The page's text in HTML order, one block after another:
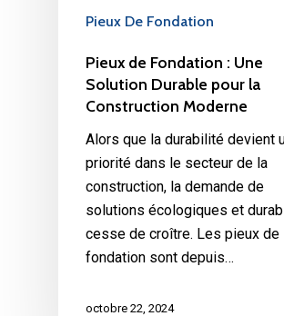
Pieux De Fondation
Pieux de Fondation : Une
Solution Durable pour la
Construction Moderne
Alors que la durabilité devient
priorité dans le secteur de la
construction, la demande de
solutions écologiques et
cesse de croître. Les pieux de
fondation sont depuis…
octobre 22, 2024